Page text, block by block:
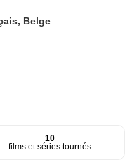
Belge
10
films et séries tournés